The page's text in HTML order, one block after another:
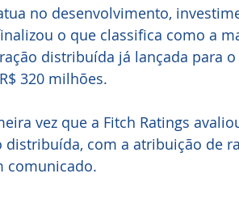
no desenvolvimento,
o que classifica como a
distribuída já lançada para
320 milhões.
vez que a Fitch Ratings
com a atribuição de
comunicado.